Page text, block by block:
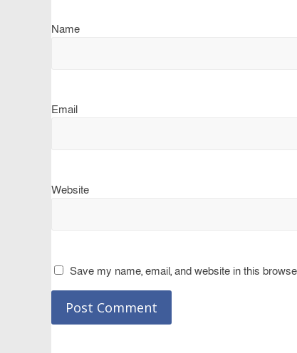
Name
Email
Website
Save my name, email, and website in this